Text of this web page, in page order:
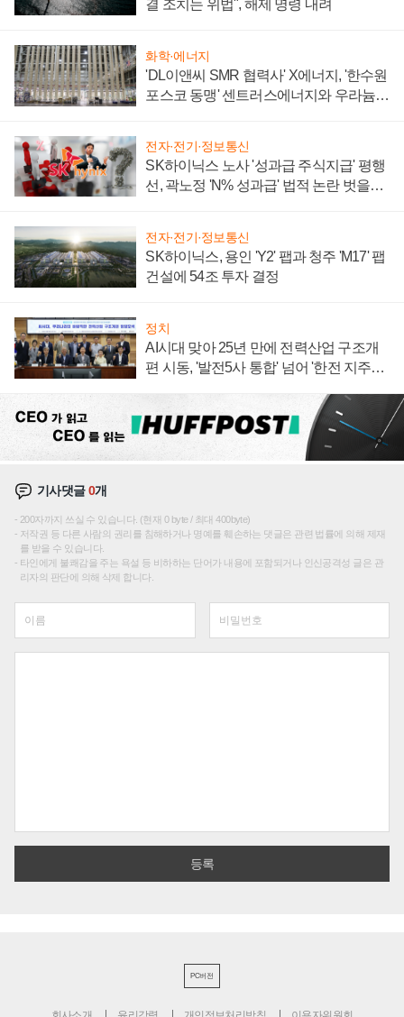
결 조치는 위법", 해제 명령 내려
화학·에너지
'DL이앤씨 SMR 협력사' X에너지, '한수원
포스코 동맹' 센트러스에너지와 우라늄
전자·전기·정보통신
SK하이닉스 노사 '성과급 주식지급' 평행
선, 곽노정 'N% 성과급' 법적 논란 벗을지
전자·전기·정보통신
SK하이닉스, 용인 'Y2' 팹과 청주 'M17' 팹
건설에 54조 투자 결정
정치
AI시대 맞아 25년 만에 전력산업 구조개
편 시동, '발전5사 통합' 넘어 '한전 지주사'
기사댓글0개
200자까지 쓰실 수 있습니다. (현재 0 byte / 최대 400byte)
저작권 등 다른 사람의 권리를 침해하거나 명예를 훼손하는 댓글은 관련 법률에 의해 제재
를 받을 수 있습니다.
타인에게 불쾌감을 주는 욕설 등 비하하는 단어가 내용에 포함되거나 인신공격성 글은 관
리자의 판단에 의해 삭제 합니다.
PC버전